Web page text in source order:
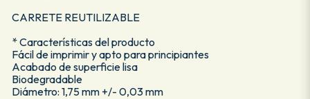
CARRETE REUTILIZABLE
* Características del producto
Fácil de imprimir y apto para principiantes
Acabado de superficie lisa
Biodegradable
Diámetro: 1,75 mm +/- 0,03 mm